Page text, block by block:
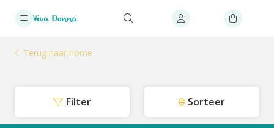
Terug naar home
Filter Sorteer